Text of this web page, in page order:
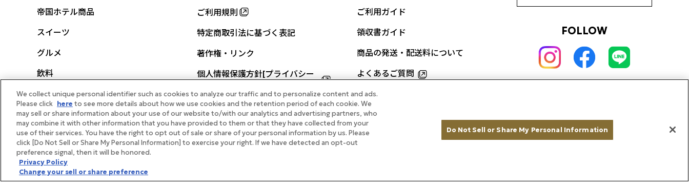
帝国ホテル商品
スイーツ
グルメ
飲料
生活雑貨
スヌーピー
ギフト券
体験・イベント
ギフト向け商品
ご利用規則
特定商取引法に基づく表記
著作権・リンク
個人情報保護方針[プライバシー
FEATURES
帝国ホテルのカレーをご自宅で
ご利用ガイド
領収書ガイド
商品の発送・配送料について
よくあるご質問
お問い合わせ
FOLLOW
We collect unique personal identifier such as cookies to analyze our traffic and to personalize content and ads.
Please click here to see more details about how we use cookies and the retention period of each cookie. We
may sell or share information about your use of our website to/with our analytics and advertising partners, who
may combine it with other information that you have provided to them or that they have collected from your
use of their services. You have the right to opt out of sale or share of your personal information by us. Please
click [Do Not Sell or Share My Personal Information] to exercise your right. If we have detected an opt-out
preference signal, then it will be honored.
Privacy Policy
Change your sell or share preference
Do Not Sell or Share My Personal Information